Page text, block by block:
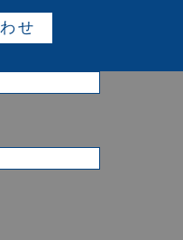
せ